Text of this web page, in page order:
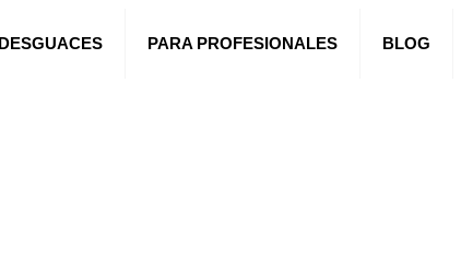
DESGUACES PARA PROFESIONALES BLOG